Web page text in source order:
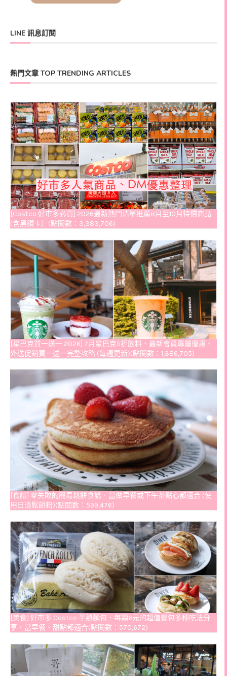
LINE 訊息訂閱
熱門文章 TOP TRENDING ARTICLES
[Costco 好市多必買] 2026最新熱門清單推薦8月至10月特價商品
(含黑鑽卡）(點閱數：3,383,706)
[星巴克買一送一 2026] 7月星巴克5折飲料、最新會員專屬優惠、
外送促銷買一送一完整攻略 (每週更新)(點閱數：1,386,705)
[食譜] 零失敗的簡易鬆餅食譜．當做早餐或下午茶點心都適合 (使
用日清鬆餅粉)(點閱數：599,476)
[美食] 好市多 Costco 半熟麵包．每顆6元的超值餐包多種吃法分
享，當早餐、甜點都適合(點閱數：570,672)